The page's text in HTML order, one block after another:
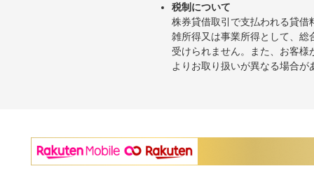
税制について
株券貸借取引で支払われる貸
雑所得又は事業所得として、
受けられません。また、お客
よりお取り扱いが異なる場合